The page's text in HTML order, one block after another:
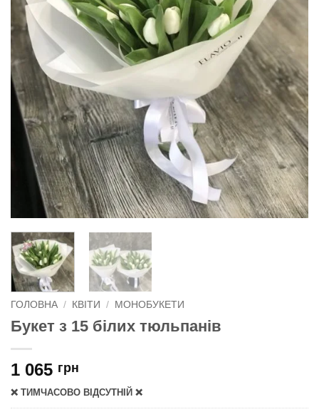
ГОЛОВНА / КВІТИ / МОНОБУКЕТИ
Букет з 15 білих тюльпанів
1 065 грн
❌ ТИМЧАСОВО ВІДСУТНІЙ ❌